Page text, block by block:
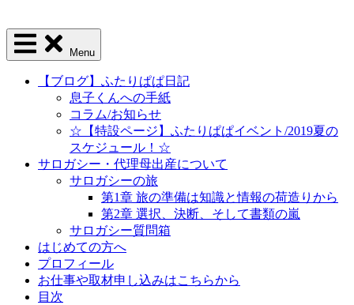
Menu
【ブログ】ふたりぱぱ日記
息子くんへの手紙
コラム/お知らせ
☆【特設ページ】ふたりぱぱイベント/2019夏の
スケジュール！☆
サロガシー・代理母出産について
サロガシーの旅
第1章 旅の準備は知識と情報の荷造りから
第2章 選択、決断、そして書類の嵐
サロガシー質問箱
はじめての方へ
プロフィール
お仕事や取材申し込みはこちらから
目次